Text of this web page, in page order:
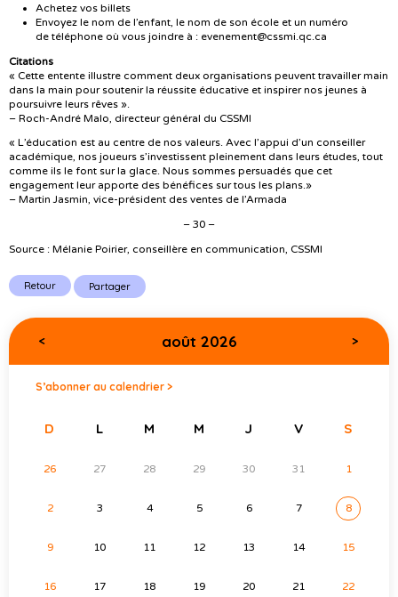
Achetez vos billets
Envoyez le nom de l’enfant, le nom de son école et un numéro
de téléphone où vous joindre à : evenement@cssmi.qc.ca
Citations
« Cette entente illustre comment deux organisations peuvent travailler main
dans la main pour soutenir la réussite éducative et inspirer nos jeunes à
poursuivre leurs rêves ».
– Roch-André Malo, directeur général du CSSMI
« L’éducation est au centre de nos valeurs. Avec l’appui d’un conseiller
académique, nos joueurs s’investissent pleinement dans leurs études, tout
comme ils le font sur la glace. Nous sommes persuadés que cet
engagement leur apporte des bénéfices sur tous les plans.»
– Martin Jasmin, vice-président des ventes de l’Armada
– 30 –
Source : Mélanie Poirier, conseillère en communication, CSSMI
Retour Partager
< août 2026 >
S’abonner au calendrier >
D L M M J V S
26 27 28 29 30 31 1
2 3 4 5 6 7 8
9 10 11 12 13 14 15
16 17 18 19 20 21 22